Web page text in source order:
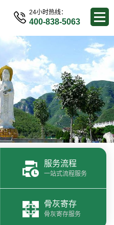
24小时热线：
400-838-5063
服务流程
一站式流程服务
骨灰寄存
骨灰寄存服务